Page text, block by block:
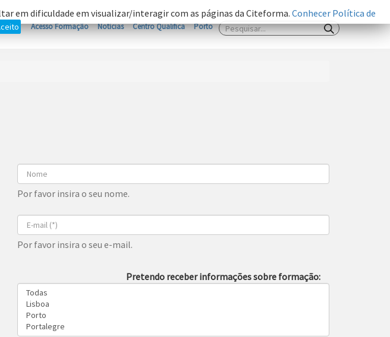
Acesso Formação Notícias Centro Qualifica Porto
Por favor insira o seu nome.
Por favor insira o seu e-mail.
Pretendo receber informações sobre formação:
em dificuldade em visualizar/interagir com as páginas da Citeforma. Conhecer Política de